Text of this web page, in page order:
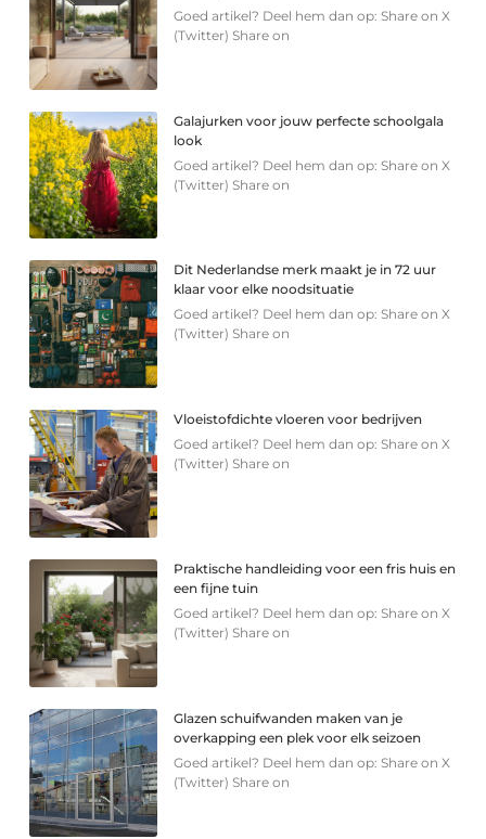
Goed artikel? Deel hem dan op: Share on X
(Twitter) Share on
Galajurken voor jouw perfecte schoolgala
look
Goed artikel? Deel hem dan op: Share on X
(Twitter) Share on
Dit Nederlandse merk maakt je in 72 uur
klaar voor elke noodsituatie
Goed artikel? Deel hem dan op: Share on X
(Twitter) Share on
Vloeistofdichte vloeren voor bedrijven
Goed artikel? Deel hem dan op: Share on X
(Twitter) Share on
Praktische handleiding voor een fris huis en
een fijne tuin
Goed artikel? Deel hem dan op: Share on X
(Twitter) Share on
Glazen schuifwanden maken van je
overkapping een plek voor elk seizoen
Goed artikel? Deel hem dan op: Share on X
(Twitter) Share on